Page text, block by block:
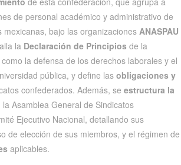
de personal académico y administrativo de
mexicanas, bajo las organizaciones ANASPAU
la Declaración de Principios de la
la defensa de los derechos laborales y el
pública, y define las obligaciones y
confederados. Además, se estructura la
la Asamblea General de Sindicatos
Ejecutivo Nacional, detallando sus
de elección de sus miembros, y el régimen de
aplicables.